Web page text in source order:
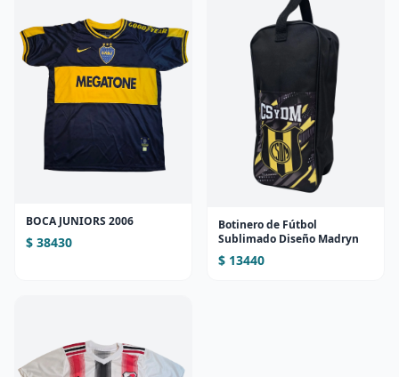
BOCA JUNIORS 2006
$ 38430
Botinero de Fútbol
Sublimado Diseño Madryn
$ 13440